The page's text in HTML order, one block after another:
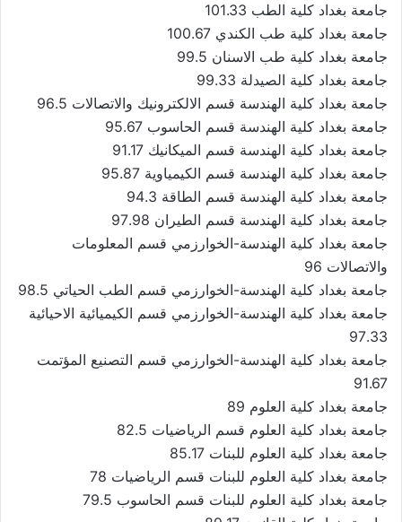
جامعة بغداد كلية الطب 101.33
جامعة بغداد كلية طب الكندي 100.67
جامعة بغداد كلية طب الاسنان 99.5
جامعة بغداد كلية الصيدلة 99.33
جامعة بغداد كلية الهندسة قسم الالكترونيك والاتصالات 96.5
جامعة بغداد كلية الهندسة قسم الحاسوب 95.67
جامعة بغداد كلية الهندسة قسم الميكانيك 91.17
جامعة بغداد كلية الهندسة قسم الكيمياوية 95.87
جامعة بغداد كلية الهندسة قسم الطاقة 94.3
جامعة بغداد كلية الهندسة قسم الطيران 97.98
جامعة بغداد كلية الهندسة-الخوارزمي قسم المعلومات
والاتصالات 96
جامعة بغداد كلية الهندسة-الخوارزمي قسم الطب الحياتي 98.5
جامعة بغداد كلية الهندسة-الخوارزمي قسم الكيميائية الاحيائية
97.33
جامعة بغداد كلية الهندسة-الخوارزمي قسم التصنيع المؤتمت
91.67
جامعة بغداد كلية العلوم 89
جامعة بغداد كلية العلوم قسم الرياضيات 82.5
جامعة بغداد كلية العلوم للبنات 85.17
جامعة بغداد كلية العلوم للبنات قسم الرياضيات 78
جامعة بغداد كلية العلوم للبنات قسم الحاسوب 79.5